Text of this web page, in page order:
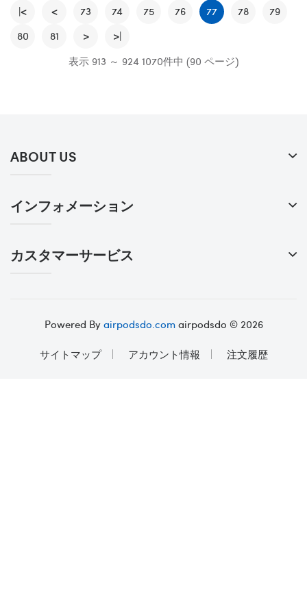
|< < 73 74 75 76 77 78
79
80
81 >
>|
表示 913 ～ 924 1070件中 (90 ページ)
ABOUT US
インフォメーション
カスタマーサービス
Powered Byairpodsdo.comairpodsdo © 2026
サイトマップ
アカウント情報 注文履歴